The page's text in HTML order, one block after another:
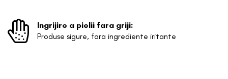
Ingrijire a pielii fara griji:
Produse sigure, fara ingrediente iritante